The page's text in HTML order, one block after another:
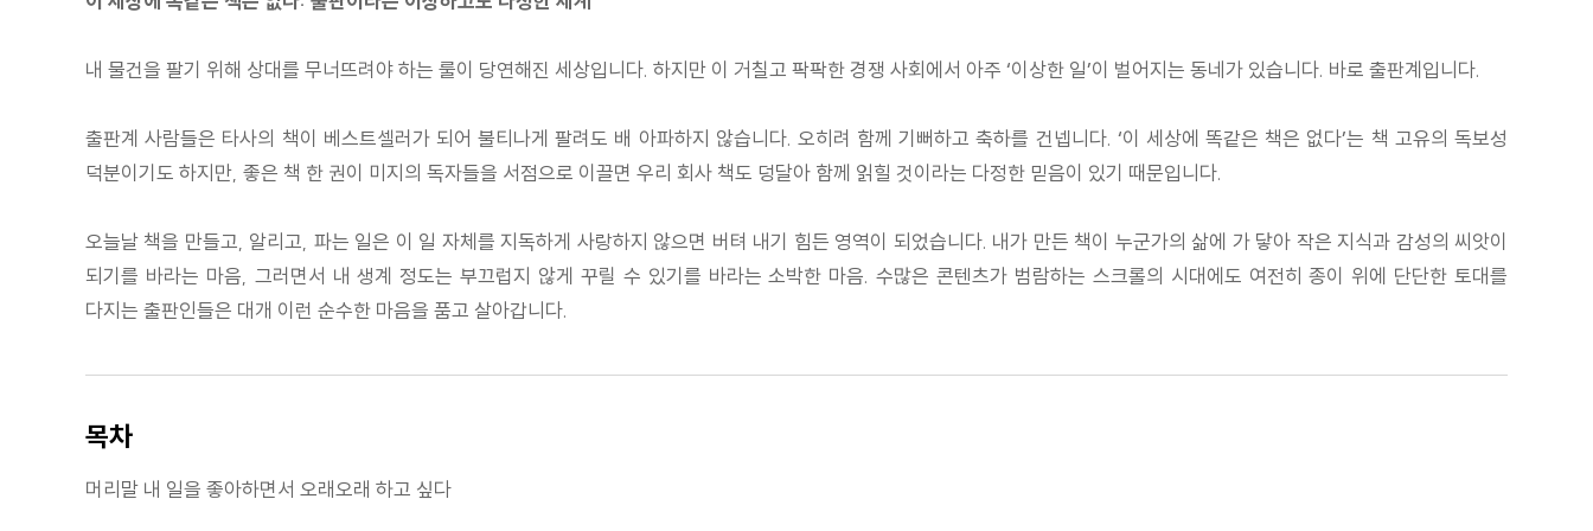
내 물건을 팔기 위해 상대를 무너뜨려야 하는 룰이 당연해진 세상입니다. 하지만 이 거칠고 팍팍한 경쟁 사회에서 아주 ‘이상한 일’이 벌어지는 동네가 있습니다. 바로 출판계입니다.
출판계 사람들은 타사의 책이 베스트셀러가 되어 불티나게 팔려도 배 아파하지 않습니다. 오히려 함께 기뻐하고 축하를 건넵니다. ‘이 세상에 똑같은 책은 없다’는 책 고유의 독보성
덕분이기도 하지만, 좋은 책 한 권이 미지의 독자들을 서점으로 이끌면 우리 회사 책도 덩달아 함께 읽힐 것이라는 다정한 믿음이 있기 때문입니다.
오늘날 책을 만들고, 알리고, 파는 일은 이 일 자체를 지독하게 사랑하지 않으면 버텨 내기 힘든 영역이 되었습니다. 내가 만든 책이 누군가의 삶에 가 닿아 작은 지식과 감성의 씨앗이
되기를 바라는 마음, 그러면서 내 생계 정도는 부끄럽지 않게 꾸릴 수 있기를 바라는 소박한 마음. 수많은 콘텐츠가 범람하는 스크롤의 시대에도 여전히 종이 위에 단단한 토대를
다지는 출판인들은 대개 이런 순수한 마음을 품고 살아갑니다.
목차
머리말 내 일을 좋아하면서 오래오래 하고 싶다